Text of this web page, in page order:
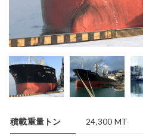
積載重量トン 24,300 MT